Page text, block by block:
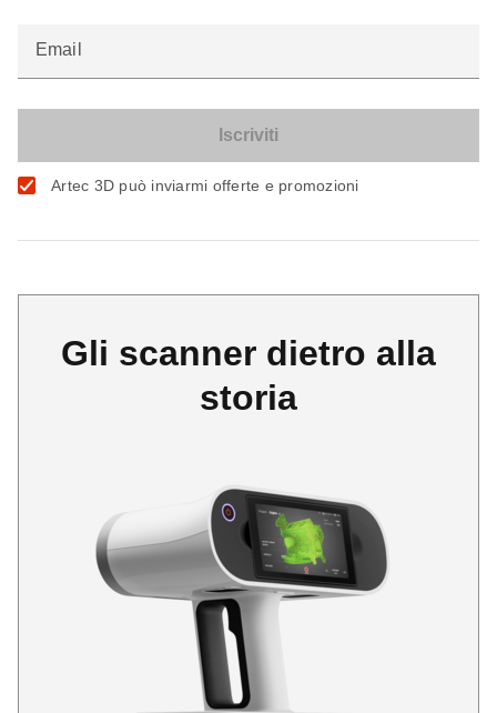
Email
Artec 3D può inviarmi offerte e promozioni
Gli scanner dietro alla
storia